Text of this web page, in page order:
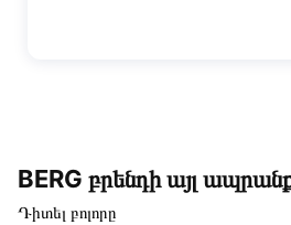
BERG բրենդի այլ
Դիտել բոլորը